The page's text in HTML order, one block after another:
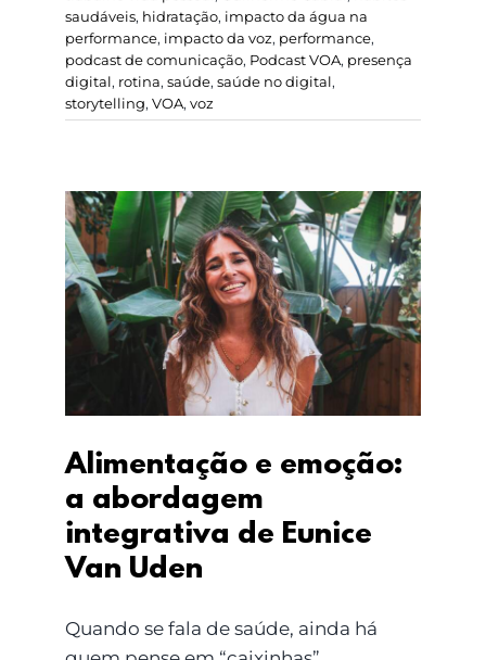
saudáveis, hidratação, impacto da água na
performance, impacto da voz, performance,
podcast de comunicação, Podcast VOA, presença
digital, rotina, saúde, saúde no digital,
storytelling, VOA, voz
Alimentação e emoção:
a abordagem
integrativa de Eunice
Van Uden
Alimentação e emoção:
a abordagem
integrativa de Eunice
Van Uden
Quando se fala de saúde, ainda há